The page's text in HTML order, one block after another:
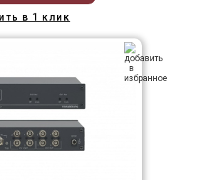
в 1 клик